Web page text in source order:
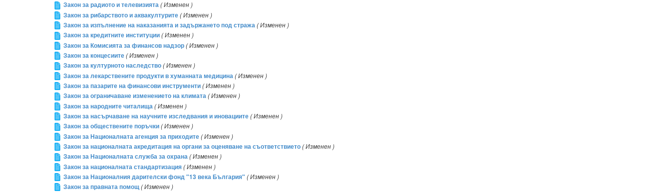
Закон за радиото и телевизията( Изменен )
Закон за рибарството и аквакултурите( Изменен )
Закон за изпълнение на наказанията и задържането под стража( Изменен )
Закон за кредитните институции( Изменен )
Закон за Комисията за финансов надзор( Изменен )
Закон за концесиите( Изменен )
Закон за културното наследство( Изменен )
Закон за лекарствените продукти в хуманната медицина( Изменен )
Закон за пазарите на финансови инструменти( Изменен )
Закон за ограничаване изменението на климата( Изменен )
Закон за народните читалища( Изменен )
Закон за насърчаване на научните изследвания и иновациите( Изменен )
Закон за обществените поръчки( Изменен )
Закон за Националната агенция за приходите( Изменен )
Закон за националната акредитация на органи за оценяване на съответствието( Изменен )
Закон за Националната служба за охрана( Изменен )
Закон за националната стандартизация( Изменен )
Закон за Националния дарителски фонд "13 века България" ( Изменен )
Закон за правната помощ( Изменен )